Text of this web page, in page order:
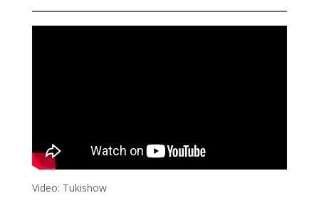
Video: Tukishow